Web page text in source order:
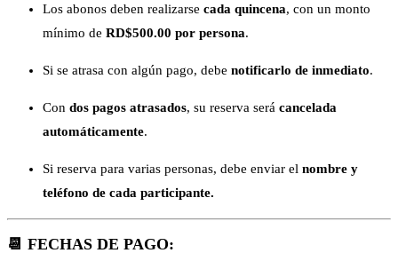
Los abonos deben realizarse cada quincena, con un monto
mínimo de RD$500.00 por persona.
Si se atrasa con algún pago, debe notificarlo de inmediato.
Con dos pagos atrasados, su reserva será cancelada
automáticamente.
Si reserva para varias personas, debe enviar el nombre y
teléfono de cada participante.
📆 FECHAS DE PAGO: